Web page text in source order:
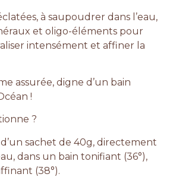
à saupoudrer dans l’eau,
et oligo-éléments pour
intensément et affiner la
assurée, digne d’un bain
!
?
sachet de 40g, directement
dans un bain tonifiant (36°),
(38°).